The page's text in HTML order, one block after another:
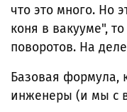
что это много. Но
коня в вакууме",
поворотов. На
Базовая формула,
инженеры (и мы с